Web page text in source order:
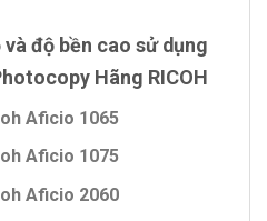
độ bền cao sử dụng
Hãng RICOH
Aficio 1065
Aficio 1075
Aficio 2060